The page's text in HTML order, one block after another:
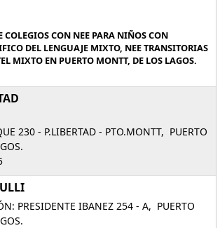
COLEGIOS CON NEE PARA NIÑOS CON
DEL LENGUAJE MIXTO, NEE TRANSITORIAS
MIXTO EN PUERTO MONTT, DE LOS LAGOS.
230 - P.LIBERTAD - PTO.MONTT, PUERTO
PRESIDENTE IBANEZ 254 - A, PUERTO